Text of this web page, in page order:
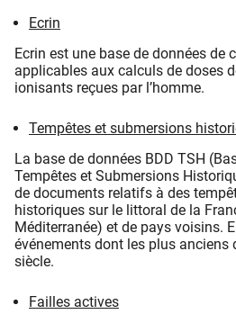
Ecrin
Ecrin est une base de données de
applicables aux calculs de doses
ionisants reçues par l’homme.
Tempêtes et submersions
La base de données BDD TSH
Tempêtes et Submersions
de documents relatifs à des
historiques sur le littoral de la
Méditerranée) et de pays voisins.
événements dont les plus anciens
siècle.
Failles actives